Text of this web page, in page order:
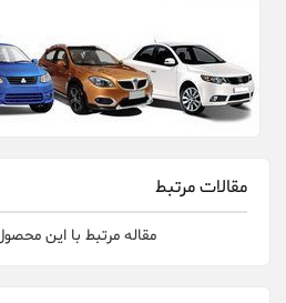
مقالات مرتبط
مقاله مرتبط با این